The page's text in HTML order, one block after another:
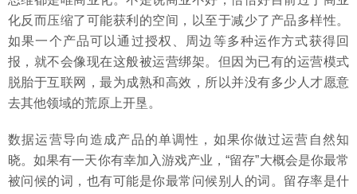
化反而压缩了可能获利的空间，以至于减少了产品多样性。
如果一个产品可以通过授权、周边等多种运作方式获得回
报，就不会像现在这般被运营绑架。但因为已有的运营模式
脱胎于互联网，最为成熟和高效，所以并没有多少人才愿意
去其他领域的荒原上开垦。
数据运营导向造成产品的单调性，如果你做过运营自然知
晓。如果有一天你有幸加入游戏产业，“留存”大概会是你最常
被问候的词，也有可能是你最常问候别人的词。留存率是什